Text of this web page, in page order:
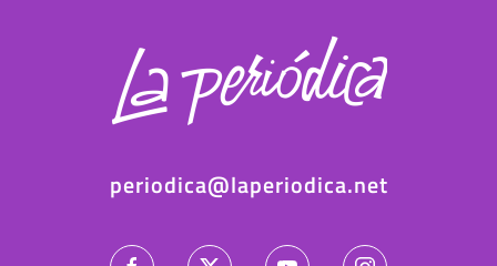
periodica@laperiodica.net